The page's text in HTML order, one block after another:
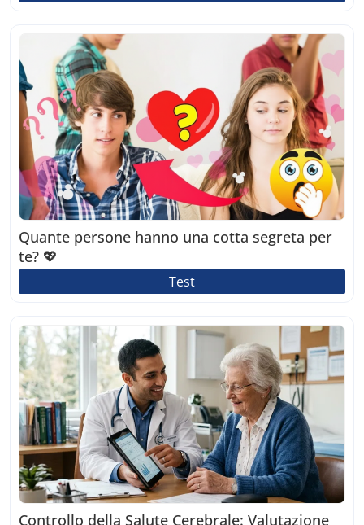
Quante persone hanno una cotta segreta per
te? 💖
Test
Controllo della Salute Cerebrale: Valutazione